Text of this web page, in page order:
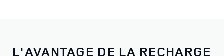
L'AVANTAGE DE LA RECHARGE